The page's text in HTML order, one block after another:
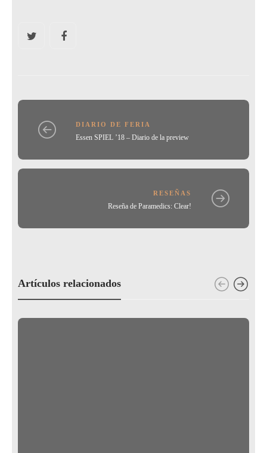
o
k
er
DIARIO DE FERIA
Essen SPIEL ’18 – Diario de la preview
RESEÑAS
Reseña de Paramedics: Clear!
Artículos relacionados